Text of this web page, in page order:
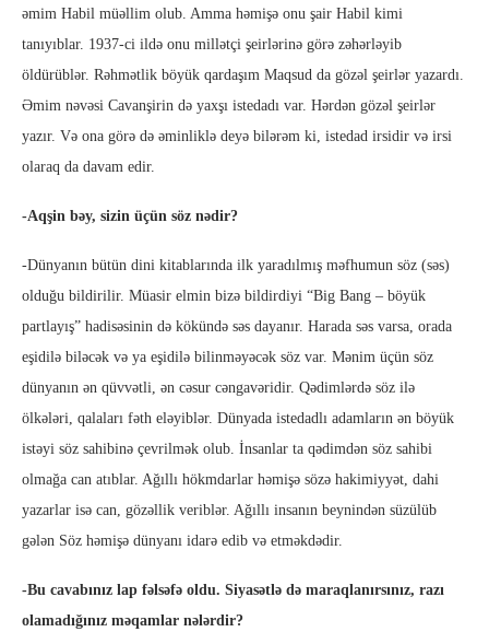
əmim Habil müəllim olub. Amma həmişə onu şair Habil kimi
tanıyıblar. 1937-ci ildə onu millətçi şeirlərinə görə zəhərləyib
öldürüblər. Rəhmətlik böyük qardaşım Maqsud da gözəl şeirlər yazardı.
Əmim nəvəsi Cavanşirin də yaxşı istedadı var. Hərdən gözəl şeirlər
yazır. Və ona görə də əminliklə deyə bilərəm ki, istedad irsidir və irsi
olaraq da davam edir.
-Aqşin bəy, sizin üçün söz nədir?
-Dünyanın bütün dini kitablarında ilk yaradılmış məfhumun söz (səs)
olduğu bildirilir. Müasir elmin bizə bildirdiyi “Big Bang – böyük
partlayış” hadisəsinin də kökündə səs dayanır. Harada səs varsa, orada
eşidilə biləcək və ya eşidilə bilinməyəcək söz var. Mənim üçün söz
dünyanın ən qüvvətli, ən cəsur cəngavəridir. Qədimlərdə söz ilə
ölkələri, qalaları fəth eləyiblər. Dünyada istedadlı adamların ən böyük
istəyi söz sahibinə çevrilmək olub. İnsanlar ta qədimdən söz sahibi
olmağa can atıblar. Ağıllı hökmdarlar həmişə sözə hakimiyyət, dahi
yazarlar isə can, gözəllik veriblər. Ağıllı insanın beynindən süzülüb
gələn Söz həmişə dünyanı idarə edib və etməkdədir.
-Bu cavabınız lap fəlsəfə oldu. Siyasətlə də maraqlanırsınız, razı
olamadığınız məqamlar nələrdir?